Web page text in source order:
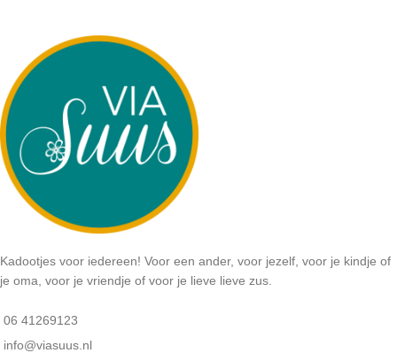
Kadootjes voor iedereen! Voor een ander, voor jezelf, voor je kindje of
je oma, voor je vriendje of voor je lieve lieve zus.
06 41269123
info@viasuus.nl